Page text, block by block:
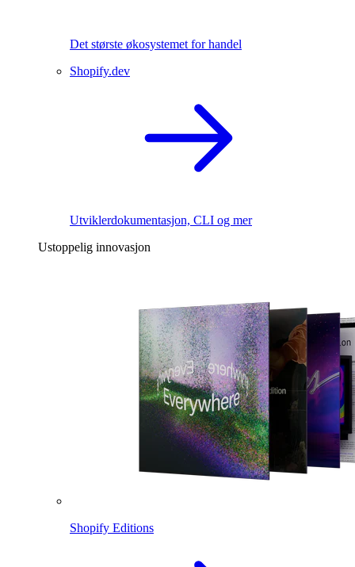
Det største økosystemet for handel
Shopify.dev
Utviklerdokumentasjon, CLI og mer
Ustoppelig innovasjon
Shopify Editions